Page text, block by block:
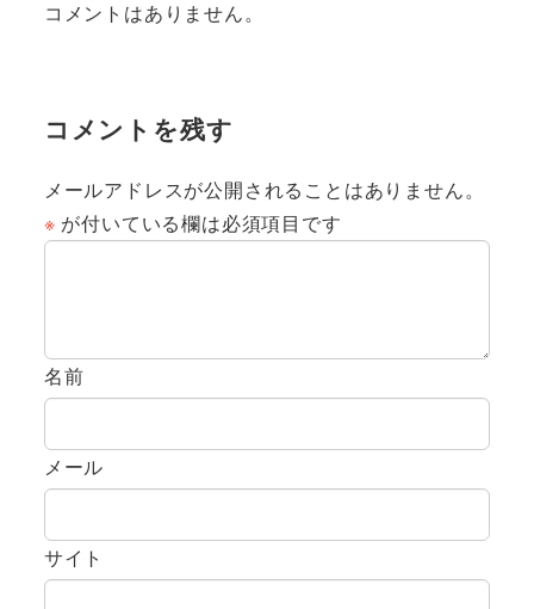
コメントはありません。
コメントを残す
メールアドレスが公開されることはありません。
※ が付いている欄は必須項目です
名前
メール
サイト